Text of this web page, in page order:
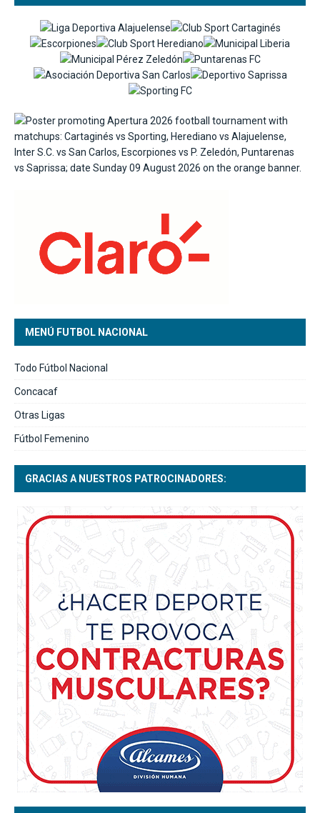
MENÚ FUTBOL NACIONAL
Todo Fútbol Nacional
Concacaf
Otras Ligas
Fútbol Femenino
GRACIAS A NUESTROS PATROCINADORES: